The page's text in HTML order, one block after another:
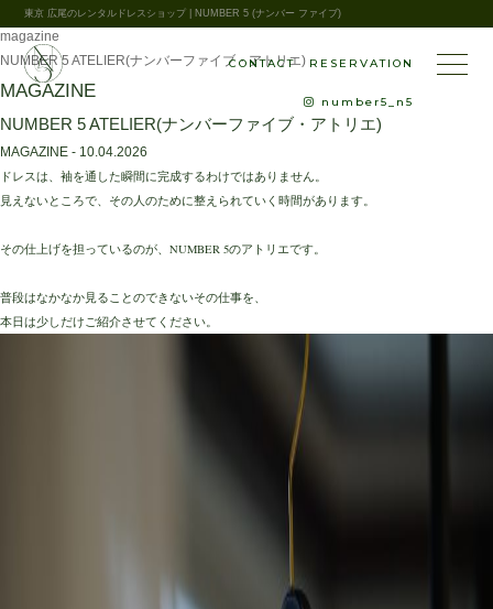
東京 広尾のレンタルドレスショップ | NUMBER 5 (ナンバー ファイブ)
CONTACT RESERVATION
number5_n5
home
magazine
NUMBER 5 ATELIER(ナンバーファイブ・アトリエ)
MAGAZINE
NUMBER 5 ATELIER(ナンバーファイブ・アトリエ)
MAGAZINE - 10.04.2026
ドレスは、袖を通した瞬間に完成するわけではありません。
見えないところで、その人のために整えられていく時間があります。
その仕上げを担っているのが、NUMBER 5のアトリエです。
普段はなかなか見ることのできないその仕事を、
本日は少しだけご紹介させてください。